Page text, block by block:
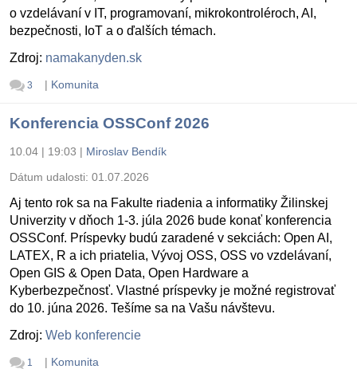
o vzdelávaní v IT, programovaní, mikrokontroléroch, AI,
bezpečnosti, IoT a o ďalších témach.
Zdroj: namakanyden.sk
3 | Komunita
Konferencia OSSConf 2026
10.04 | 19:03 | Miroslav Bendík
Dátum udalosti: 01.07.2026
Aj tento rok sa na Fakulte riadenia a informatiky Žilinskej
Univerzity v dňoch 1-3. júla 2026 bude konať konferencia
OSSConf. Príspevky budú zaradené v sekciách: Open AI,
LATEX, R a ich priatelia, Vývoj OSS, OSS vo vzdelávaní,
Open GIS & Open Data, Open Hardware a
Kyberbezpečnosť. Vlastné príspevky je možné registrovať
do 10. júna 2026. Tešíme sa na Vašu návštevu.
Zdroj: Web konferencie
1 | Komunita